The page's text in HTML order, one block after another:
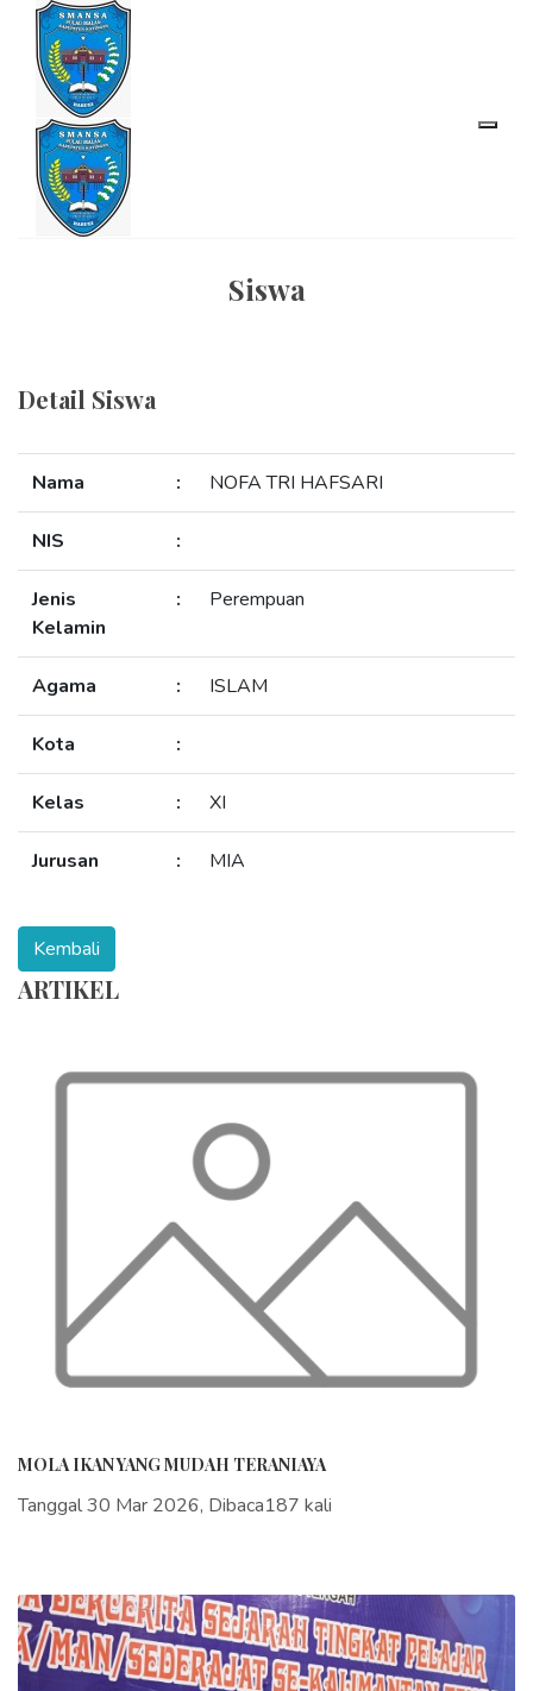
Siswa
Detail Siswa
Nama : NOFA TRI HAFSARI
NIS :
Jenis
Kelamin
: Perempuan
Agama : ISLAM
Kota :
Kelas : XI
Jurusan : MIA
ARTIKEL
MOLA IKAN YANG MUDAH TERANIAYA
Tanggal 30 Mar 2026, Dibaca187 kali